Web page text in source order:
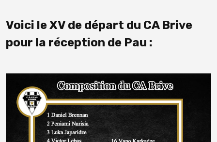
Voici le XV de départ du CA Brive
pour la réception de Pau :